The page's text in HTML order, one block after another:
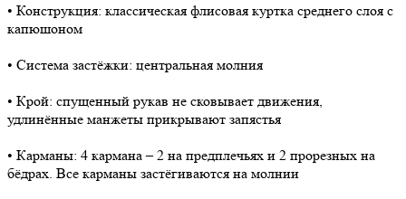
• Конструкция: классическая флисовая куртка среднего слоя с
капюшоном
• Система застёжки: центральная молния
• Крой: спущенный рукав не сковывает движения,
удлинённые манжеты прикрывают запястья
• Карманы: 4 кармана – 2 на предплечьях и 2 прорезных на
бёдрах. Все карманы застёгиваются на молнии